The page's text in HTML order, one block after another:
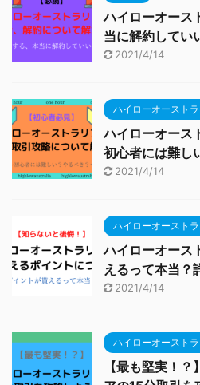
ハイローオース
当に解約してい
2021/4/14
ハイローオースト
ハイローオース
初心者には難し
2021/4/14
ハイローオースト
ハイローオース
えるって本当？
2021/4/14
ハイローオースト
【最も堅実！